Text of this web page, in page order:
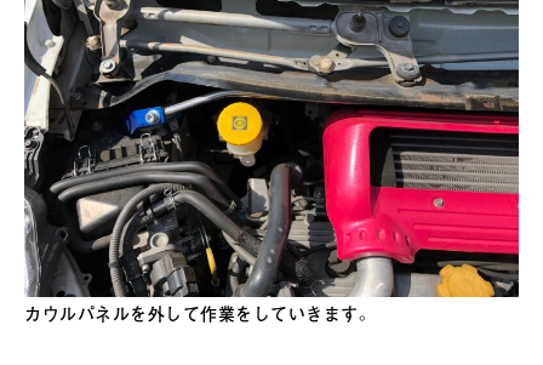
カウルパネルを外して作業をしていきます。